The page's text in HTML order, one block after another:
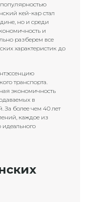
популярностью
кей-кар стал
но и среди
и
разберем все
характеристик до
транспорта.
экономичность
в
За более чем 40 лет
каждое из